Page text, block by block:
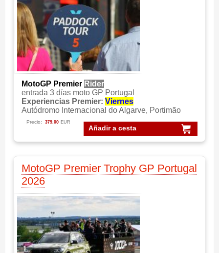
MotoGP Premier Rider
entrada 3 días moto GP Portugal
Experiencias Premier: Viernes
Autódromo Internacional do Algarve, Portimão
Añadir a cesta
Precio: 379.00 EUR
MotoGP Premier Trophy GP Portugal
2026